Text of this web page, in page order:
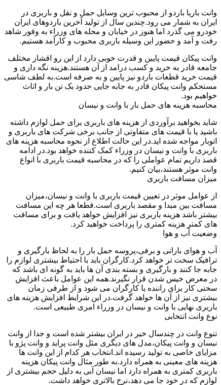
وانت باریا باردو از محبوب ترین وسایل حمل و نقل و باربری در
ایران به شمار می رود.چندین سال از تولید آخرین باردوهای ایران
خودرو می گذرد اما هنوز در خیابان و محله های وزراء به وفور شاهد
رفت و آمد و حضور این وسیله باربری محبوب و کارآمد هستیم.
وانت پیکان قیمت پایین و قدرت خوبی دارد از این رو اقشار مختلف
جامعه قادر به خرید و کسب درامد از آن هستند.هزینه نگه داری و
قیمت خرید قطعات باردو نیز پایین و به صرفه است.به لطف شاسی
مستحکم وانت پیکان قادر به جابه جایی حدود یک تن بار و اثاث
خواهیم بود.
محاسبه هزینه های حمل بار با وانت و نیسان
شاید بخواهید برآوردی از هزینه های باربری برای حمل لوازم داشته
باشید یا با قیمت های متفاوتی از جانب برخی شرکت های باربری و
اتوبار مواجه شده اید.در این حالت اطلاع از نحوه محاسبه هزینه های
باربری با وانت و نیسان در وزراء کمک کننده خواهد بود.در ادامه
قصد داریم تمام عواملی را که در محاسبه قیمت باربری با انواع
وانت موثر هستند،بیان کنیم.
میزان مسافت باربری
از عوامل موثر در تعیین قیمت باربری با وانت و نیسان،میزان
مسافت بین مبدا و مقصد باربری است.قطعا هر چه این مسافت
بیشتر باشد هزینه باربری نیز افزایش خواهد یافت و برای مسافت
های کمتر هزینه کمتری را پرداخت خواهید کرد.
وضعیت آب و هوا
آب و هوای بارانی و برفی،پروسه حمل بار را به لحاظ بارگیری و
ترافیک سخت تر خواهد کرد.کارگران باید با احتیاط بیشتری لوازم را
جابه جا کنند و بارگیری و بسته بندی آن ها باید به گونه ای باشد که
در معرض خیس شدن قرار نگیرند.همه این عوامل باعث افزایش
سختی کار برای راننده یا کارگران می شود و از طرفی زمان
بیشتری نیز از آن ها خواهد گرفت.در این شرایط افزایش هزینه های
باربری نهایی با وانت و نیسان در وزراء امری طبیعی است.
نوع وانت انتخابی
تنوع وانت در چندسال خیر در ایران بیشتر شده است و جدا از وانت
نیسان و وانت پیکان،مدل های دیگری مثل وانت پراید و وانت پژو با
مزایای خاصی به تولید رسیده اند.انتخاب هر کدام از این وانت ها
هزینه های معینی به همراه دارد.به طور مثال وانت پیکان هزینه
باربری کمتری به همراه دارد اما نیسان آبی به دلیل حجم بیشتری از
لوازم که در خود جا می دهد،نرخ بالاتری خواهد داشت.